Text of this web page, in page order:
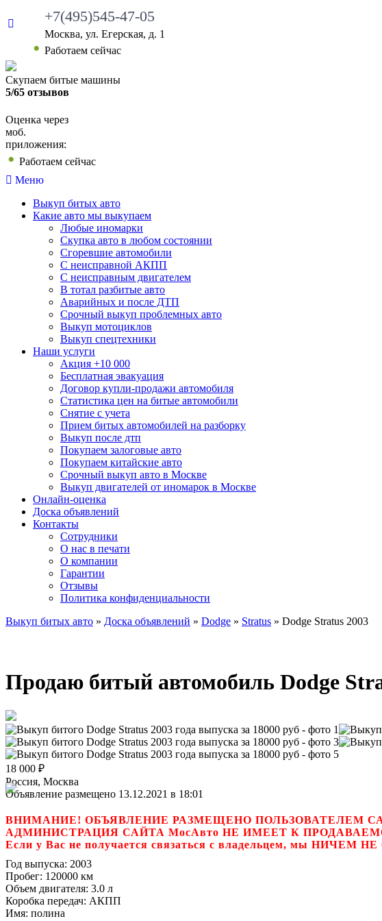
+7(495)545-47-05
Москва, ул. Егерская, д. 1
Работаем сейчас
Скупаем битые машины
5/65 отзывов
Оценка через
моб.
приложения:
Работаем сейчас
Меню
Выкуп битых авто
Какие авто мы выкупаем
Любые иномарки
Скупка авто в любом состоянии
Сгоревшие автомобили
С неисправной АКПП
С неисправным двигателем
В тотал разбитые авто
Аварийных и после ДТП
Срочный выкуп проблемных авто
Выкуп мотоциклов
Выкуп спецтехники
Наши услуги
Акция +10 000
Бесплатная эвакуация
Договор купли-продажи автомобиля
Статистика цен на битые автомобили
Снятие с учета
Прием битых автомобилей на разборку
Выкуп после дтп
Покупаем залоговые авто
Покупаем китайские авто
Срочный выкуп авто в Москве
Выкуп двигателей от иномарок в Москве
Онлайн-оценка
Доска объявлений
Контакты
Сотрудники
О нас в печати
О компании
Гарантии
Отзывы
Политика конфиденциальности
Выкуп битых авто » Доска объявлений » Dodge » Stratus » Dodge Stratus 2003
Продаю битый автомобиль Dodge
18 000 ₽
Россия, Москва
Объявление размещено 13.12.2021 в 18:01
ВНИМАНИЕ! ОБЪЯВЛЕНИЕ РАЗМЕЩЕНО ПОЛЬЗОВАТЕЛЕМ
АДМИНИСТРАЦИЯ САЙТА МосАвто НЕ ИМЕЕТ К
Если у Вас не получается связаться с владельцем, мы
Год выпуска: 2003
Пробег: 120000 км
Объем двигателя: 3.0 л
Коробка передач: АКПП
Имя: полина